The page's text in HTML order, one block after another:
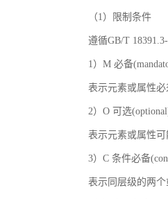
（1）限制条件
遵循GB/T
1）M 必备
表示元素或属性
2）O 可选
表示元素或属性
3）C 条件必备
表示同层级的两